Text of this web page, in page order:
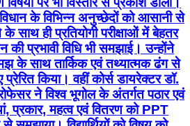
के विभिन्न अनुच्छेदों को आसानी से
साथ ही प्रतियोगी परीक्षाओं में बेहतर
प्रभावी विधि भी समझाई। उन्होंने
समझ के साथ तार्किक एवं तथ्यात्मक ढंग से
किया। वहीं कोर्स डायरेक्टर डॉ.
ने विश्व भूगोल के अंतर्गत पठार एवं
प्रकार, महत्व एवं वितरण को PPT